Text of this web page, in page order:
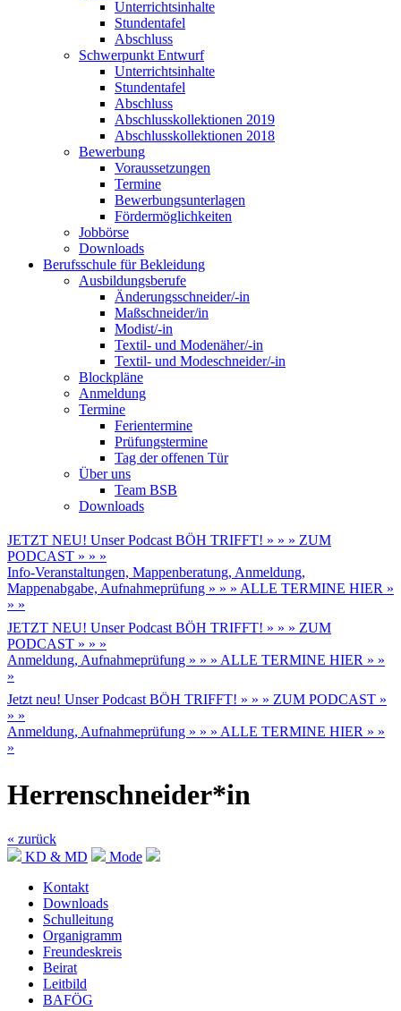
Unterrichtsinhalte
Stundentafel
Abschluss
Schwerpunkt Entwurf
Unterrichtsinhalte
Stundentafel
Abschluss
Abschlusskollektionen 2019
Abschlusskollektionen 2018
Bewerbung
Voraussetzungen
Termine
Bewerbungsunterlagen
Fördermöglichkeiten
Jobbörse
Downloads
Berufsschule für Bekleidung
Ausbildungsberufe
Änderungsschneider/-in
Maßschneider/in
Modist/-in
Textil- und Modenäher/-in
Textil- und Modeschneider/-in
Blockpläne
Anmeldung
Termine
Ferientermine
Prüfungstermine
Tag der offenen Tür
Über uns
Team BSB
Downloads
JETZT NEU! Unser Podcast BÖH TRIFFT! » » » ZUM
PODCAST » » »
Info-Veranstaltungen, Mappenberatung, Anmeldung,
Mappenabgabe, Aufnahmeprüfung » » » ALLE TERMINE HIER »
» »
JETZT NEU! Unser Podcast BÖH TRIFFT! » » » ZUM
PODCAST » » »
Anmeldung, Aufnahmeprüfung » » » ALLE TERMINE HIER » »
»
Jetzt neu! Unser Podcast BÖH TRIFFT! » » » ZUM PODCAST »
» »
Anmeldung, Aufnahmeprüfung » » » ALLE TERMINE HIER » »
»
Herrenschneider*in
« zurück
KD & MD
Mode
Kontakt
Downloads
Schulleitung
Organigramm
Freundeskreis
Beirat
Leitbild
BAFÖG